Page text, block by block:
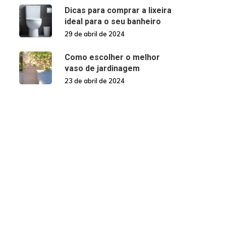
Dicas para comprar a lixeira
ideal para o seu banheiro
29 de abril de 2024
Como escolher o melhor
vaso de jardinagem
23 de abril de 2024